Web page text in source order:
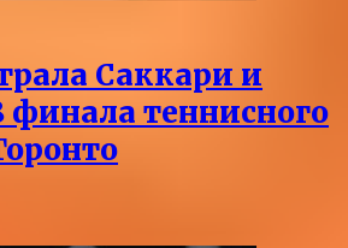
Саккари и
теннисного